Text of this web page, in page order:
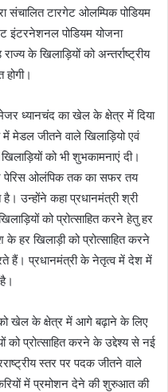
संचालित टारगेट ओलम्पिक पोडियम
इंटरनेशनल पोडियम योजना
के खिलाड़ियों को अन्तर्राष्ट्रीय
ध्यानचंद का खेल के क्षेत्र में दिया
में मेडल जीतने वाले खिलाड़ियो एवं
को भी शुभकामनाएं दी।
पेरिस ओलंपिक तक का सफर तय
उन्होंने कहा प्रधानमंत्री श्री
को प्रोत्साहित करने हेतु हर
हर खिलाड़ी को प्रोत्साहित करने
हैं। प्रधानमंत्री के नेतृत्व में देश में
खेल के क्षेत्र में आगे बढ़ाने के लिए
को प्रोत्साहित करने के उद्देश्य से नई
स्तर पर पदक जीतने वाले
में प्रमोशन देने की शुरुआत की